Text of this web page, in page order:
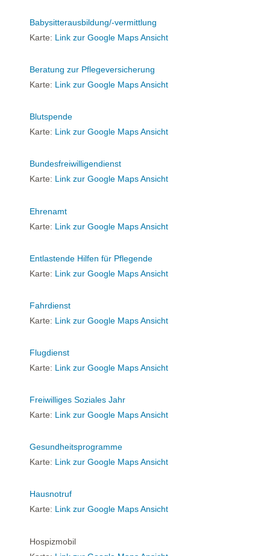
Babysitterausbildung/-vermittlung
Karte: Link zur Google Maps Ansicht
Beratung zur Pflegeversicherung
Karte: Link zur Google Maps Ansicht
Blutspende
Karte: Link zur Google Maps Ansicht
Bundesfreiwilligendienst
Karte: Link zur Google Maps Ansicht
Ehrenamt
Karte: Link zur Google Maps Ansicht
Entlastende Hilfen für Pflegende
Karte: Link zur Google Maps Ansicht
Fahrdienst
Karte: Link zur Google Maps Ansicht
Flugdienst
Karte: Link zur Google Maps Ansicht
Freiwilliges Soziales Jahr
Karte: Link zur Google Maps Ansicht
Gesundheitsprogramme
Karte: Link zur Google Maps Ansicht
Hausnotruf
Karte: Link zur Google Maps Ansicht
Hospizmobil